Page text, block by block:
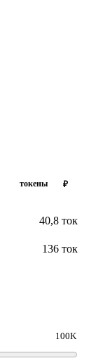
токены ₽
40,8 ток
136 ток
100K